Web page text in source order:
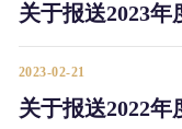
2023-02-21